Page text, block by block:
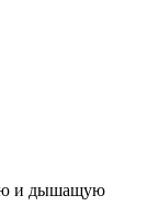
и дышащую